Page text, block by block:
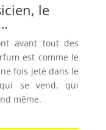
le
avant tout des
est comme le
fois jeté dans le
se vend, qui
même.